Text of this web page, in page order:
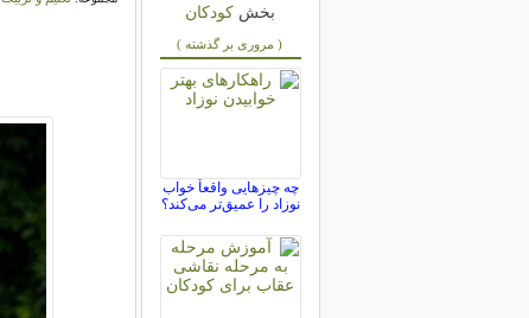
بخش کودکان
( مروری بر گذشته )
چه چیزهایی واقعاً خواب
نوزاد را عمیق‌تر می‌کند؟